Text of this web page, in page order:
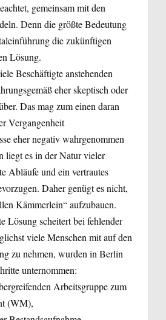
gemeinsam mit den
Denn die größte Bedeutung
die zukünftigen
Lösung.
Beschäftigte anstehenden
eher skeptisch oder
Das mag zum einen daran
Vergangenheit
eher negativ wahrgenommen
liegt es in der Natur vieler
Abläufe und ein vertrautes
Daher genügt es nicht,
Kämmerlein“ aufzubauen.
Lösung scheitert bei fehlender
viele Menschen mit auf den
zu nehmen, wurden in Berlin
unternommen:
Arbeitsgruppe zum
(WM),